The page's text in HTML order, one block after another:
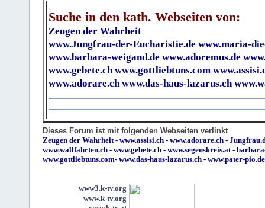
Suche in den kath. Webseiten von:
Zeugen der Wahrheit
www.Jungfrau-der-Eucharistie.de www.maria-
www.barbara-weigand.de www.adoremus.de
www.gebete.ch www.gottliebtuns.com
www.adorare.ch www.das-haus-lazarus.ch
Dieses Forum ist mit folgenden Webseiten verlinkt
Zeugen der Wahrheit- www.assisi.ch - www.adorare.ch -
www.wallfahrten.ch - www.gebete.ch - www.segenskreis.at-
www.gottliebtuns.com- www.das-haus-lazarus.ch - www.pater-pio.de
www3.k-tv.org
www.k-tv.org